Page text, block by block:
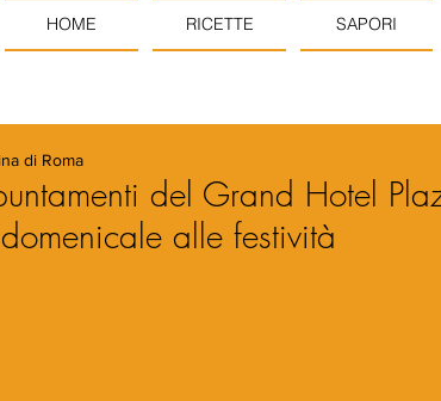
HOME RICETTE SAPORI
del Grand Hotel
alle festività
di Roma